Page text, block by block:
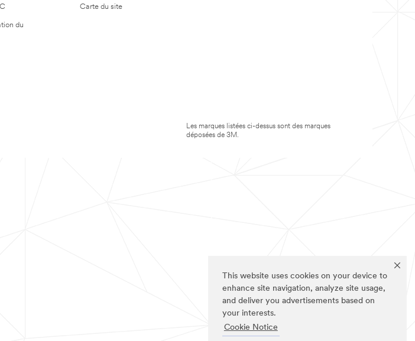
This website uses cookies on your device to
enhance site navigation, analyze site usage,
and deliver you advertisements based on
your interests.
Cookie Notice
du
Carte du site
Les marques listées ci-dessus sont des marques
déposées de 3M.